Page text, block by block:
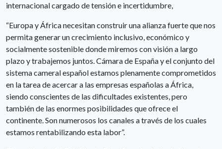
internacional cargado de tensión e incertidumbre,
“Europa y África necesitan construir una alianza fuerte que nos
permita generar un crecimiento inclusivo, económico y
socialmente sostenible donde miremos con visión a largo
plazo y trabajemos juntos. Cámara de España y el conjunto del
sistema cameral español estamos plenamente comprometidos
en la tarea de acercar a las empresas españolas a África,
siendo conscientes de las dificultades existentes, pero
también de las enormes posibilidades que ofrece el
continente. Son numerosos los canales a través de los cuales
estamos rentabilizando esta labor”.